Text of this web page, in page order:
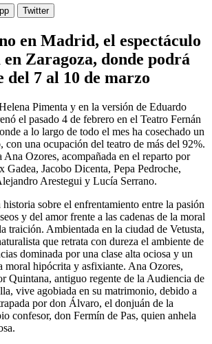
Twitter
en Madrid, el espectáculo
Zaragoza, donde podrá
del 7 al 10 de marzo
Pimenta y en la versión de Eduardo
el pasado 4 de febrero en el Teatro Fernán
a lo largo de todo el mes ha cosechado un
con una ocupación del teatro de más del 92%.
Ozores, acompañada en el reparto por
Gadea, Jacobo Dicenta, Pepa Pedroche,
Arestegui y Lucía Serrano.
historia sobre el enfrentamiento entre la pasión
y del amor frente a las cadenas de la moral
traición. Ambientada en la ciudad de Vetusta,
que retrata con dureza el ambiente de
dominada por una clase alta ociosa y un
moral hipócrita y asfixiante. Ana Ozores,
Quintana, antiguo regente de la Audiencia de
vive agobiada en su matrimonio, debido a
por don Álvaro, el donjuán de la
confesor, don Fermín de Pas, quien anhela